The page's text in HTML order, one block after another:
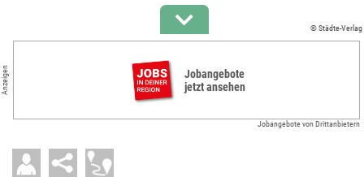
© Städte-Verlag
Anzeigen
Jobangebote
jetzt ansehen
Jobangebote von Drittanbietern